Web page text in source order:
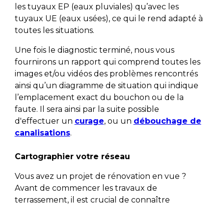
les tuyaux EP (eaux pluviales) qu’avec les
tuyaux UE (eaux usées), ce qui le rend adapté à
toutes les situations.
Une fois le diagnostic terminé, nous vous
fournirons un rapport qui comprend toutes les
images et/ou vidéos des problèmes rencontrés
ainsi qu’un diagramme de situation qui indique
l’emplacement exact du bouchon ou de la
faute. Il sera ainsi par la suite possible
d'effectuer un curage, ou un débouchage de
canalisations.
Cartographier votre réseau
Vous avez un projet de rénovation en vue ?
Avant de commencer les travaux de
terrassement, il est crucial de connaître